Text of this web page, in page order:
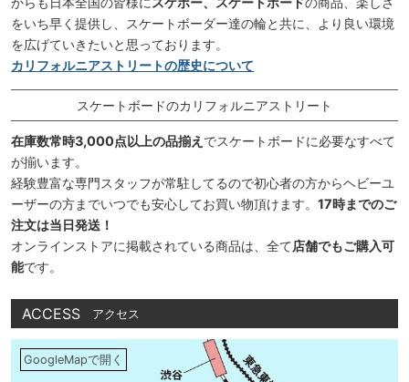
をいち早く提供し、スケートボーダー達の輪と共に、より良い環境
を広げていきたいと思っております。
カリフォルニアストリートの歴史について
スケートボードのカリフォルニアストリート
在庫数常時3,000点以上の品揃え でスケートボードに必要なすべて
が揃います。
経験豊富な専門スタッフが常駐してるので初心者の方からヘビーユ
ーザーの方までいつでも安心してお買い物頂けます。 17時までのご
注文は当日発送！
オンラインストアに掲載されている商品は、全て店舗でもご購入可
能です。
ACCESS アクセス
GoogleMapで開く